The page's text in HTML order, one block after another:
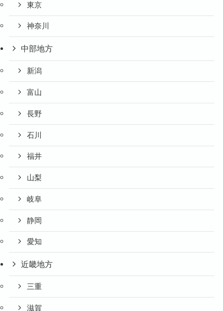
東京
神奈川
中部地方
新潟
富山
長野
石川
福井
山梨
岐阜
静岡
愛知
近畿地方
三重
滋賀